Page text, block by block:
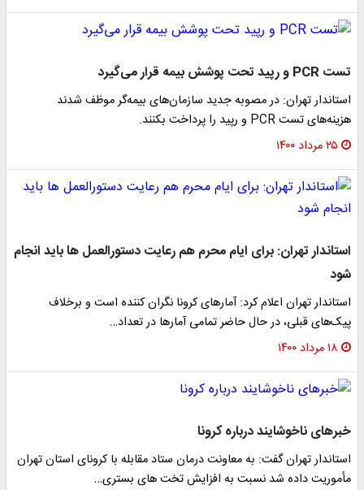
تست PCR و رپید تحت پوشش بیمه قرار می‌گیرد
استاندار تهران: در مصوبه جدید سازمان‌های بیمه‌گر موظف شدند
هزینه‌های تست PCR و رپید را پرداخت بکنند.
۲۵ مرداد ۱۴۰۰
استاندار تهران: برای ایام محرم هم رعایت دستورالعمل ها باید انجام
شود
استاندار تهران اعلام کرد: آمارهای کرونا نگران کننده است و برخلاف
پیک‌های قبلی، در حال حاضر تمامی آمارها در تعداد…
۱۸ مرداد ۱۴۰۰
خبرهای ناخوشایند درباره کرونا
استاندار تهران گفت: به معاونت درمان ستاد مقابله با کرونای استان تهران
مأموریت داده شد نسبت به افزایش تخت های بستری…